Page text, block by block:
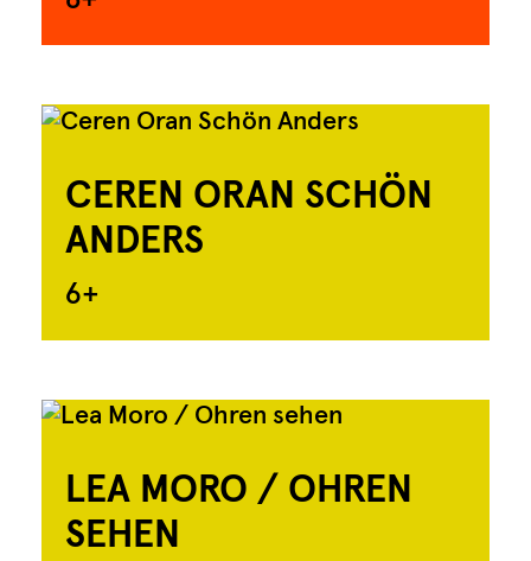
CEREN ORAN SCHÖN
ANDERS
6+
LEA MORO / OHREN
SEHEN